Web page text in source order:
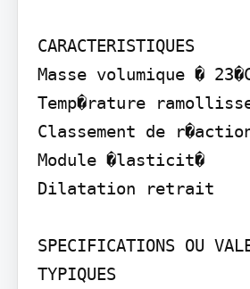
CARACTERISTIQUES
Masse volumique �
Temp�rature
Classement de
Module �lasticit�
Dilatation retrait
SPECIFICATIONS OU
TYPIQUES